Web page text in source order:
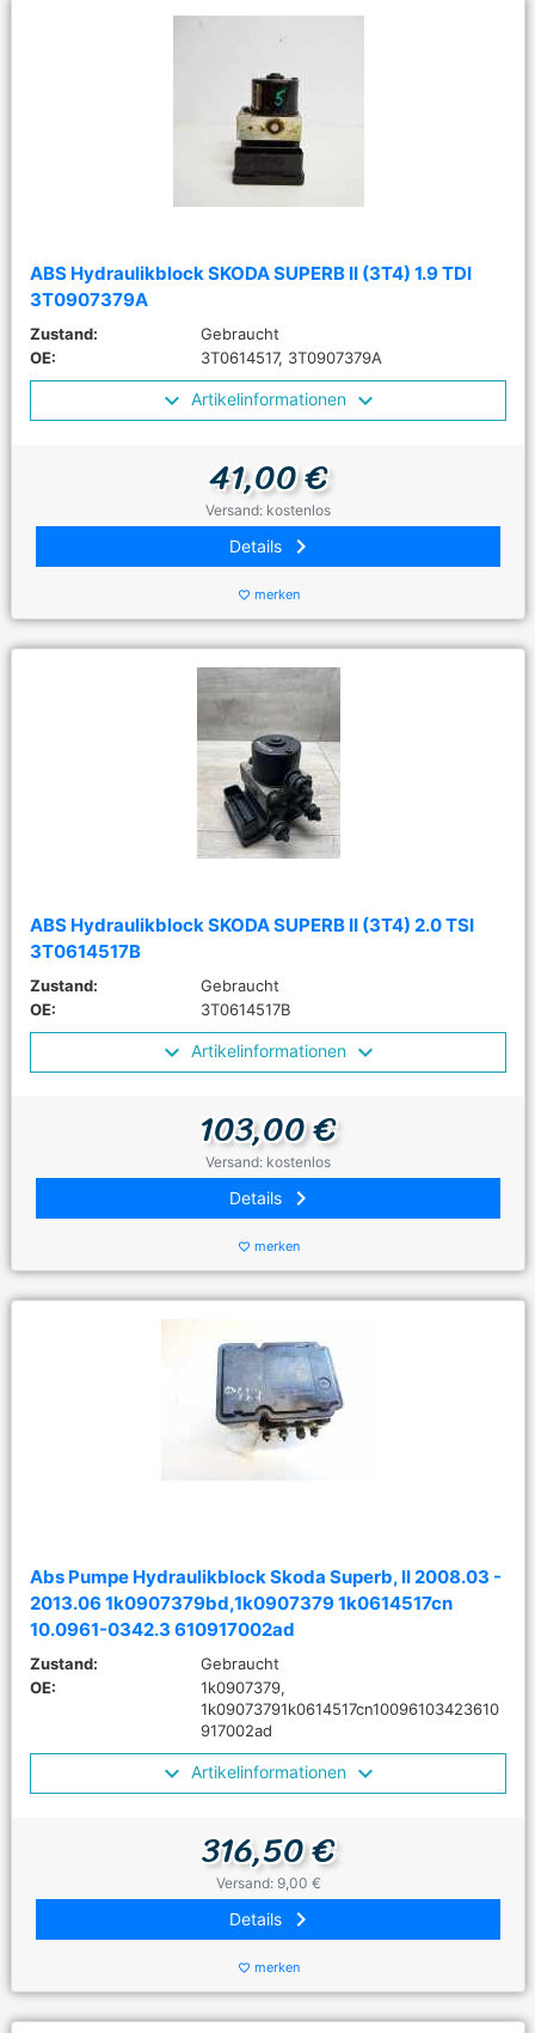
ABS Hydraulikblock SKODA SUPERB II (3T4) 1.9 TDI
3T0907379A
Zustand:
Gebraucht
OE:
3T0614517, 3T0907379A
Artikelinformationen
41,00 €
Versand: kostenlos
Details keyboard_arrow_right
favorite_border merken
ABS Hydraulikblock SKODA SUPERB II (3T4) 2.0 TSI
3T0614517B
Zustand:
Gebraucht
OE:
3T0614517B
Artikelinformationen
103,00 €
Versand: kostenlos
Details keyboard_arrow_right
favorite_border merken
Abs Pumpe Hydraulikblock Skoda Superb, II 2008.03 -
2013.06 1k0907379bd,1k0907379 1k0614517cn
10.0961-0342.3 610917002ad
Zustand:
Gebraucht
OE:
1k0907379,
1k09073791k0614517cn10096103423610
917002ad
Artikelinformationen
316,50 €
Versand: 9,00 €
Details keyboard_arrow_right
favorite_border merken